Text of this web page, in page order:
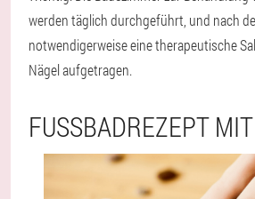
werden täglich durchgeführt, und nach
notwendigerweise eine therapeutische
Nägel aufgetragen.
FUSSBADREZEPT MIT